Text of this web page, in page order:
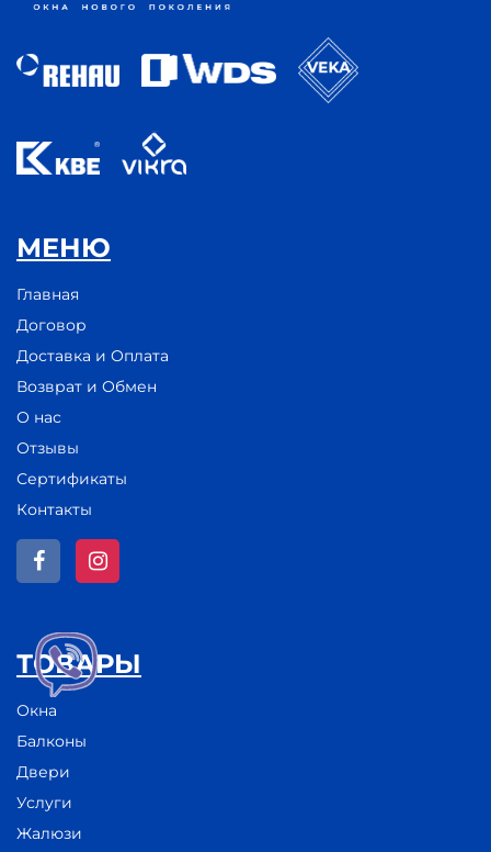
МЕНЮ
Главная
Договор
Доставка и Оплата
Возврат и Обмен
О нас
Отзывы
Сертификаты
Контакты
ТОВАРЫ
Окна
Балконы
Двери
Услуги
Жалюзи